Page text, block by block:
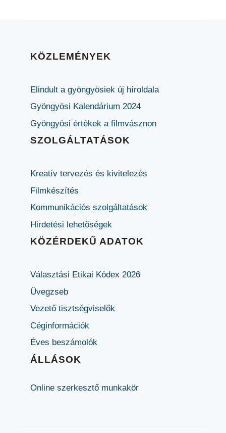
KÖZLEMÉNYEK
Elindult a gyöngyösiek új híroldala
Gyöngyösi Kalendárium 2024
Gyöngyösi értékek a filmvásznon
SZOLGÁLTATÁSOK
Kreatív tervezés és kivitelezés
Filmkészítés
Kommunikációs szolgáltatások
Hirdetési lehetőségek
KÖZÉRDEKŰ ADATOK
Választási Etikai Kódex 2026
Üvegzseb
Vezető tisztségviselők
Céginformációk
Éves beszámolók
ÁLLÁSOK
Online szerkesztő munkakör